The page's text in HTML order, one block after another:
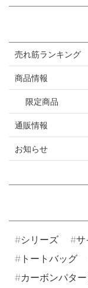
売れ筋ランキング
商品情報
限定商品
通販情報
お知らせ
シリーズ サ
トートバッグ
カーボンパタ